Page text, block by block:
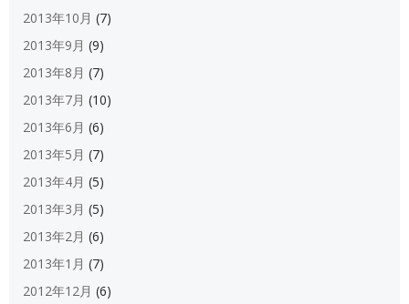
2013年10月 (7)
2013年9月 (9)
2013年8月 (7)
2013年7月 (10)
2013年6月 (6)
2013年5月 (7)
2013年4月 (5)
2013年3月 (5)
2013年2月 (6)
2013年1月 (7)
2012年12月 (6)